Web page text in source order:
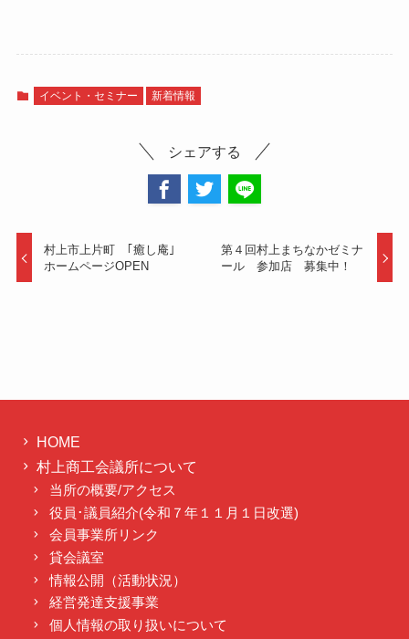
イベント・セミナー 新着情報
シェアする
村上市上片町 ｢癒し庵｣
ホームページOPEN
第４回村上まちなかゼミナ
ール 参加店 募集中！
HOME
村上商工会議所について
当所の概要/アクセス
役員･議員紹介(令和７年１１月１日改選)
会員事業所リンク
貸会議室
情報公開（活動状況）
経営発達支援事業
個人情報の取り扱いについて